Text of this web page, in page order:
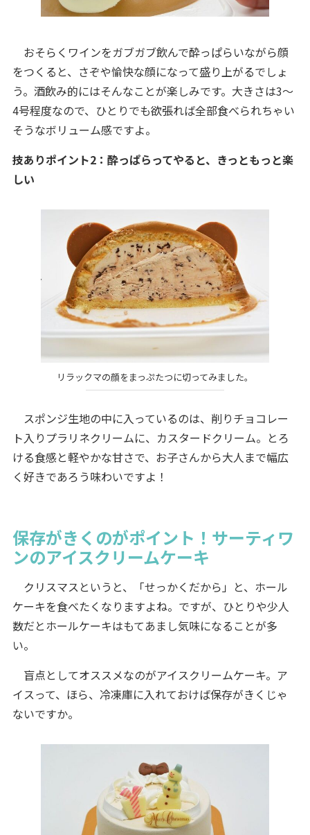
おそらくワインをガブガブ飲んで酔っぱらいながら顔
をつくると、さぞや愉快な顔になって盛り上がるでしょ
う。酒飲み的にはそんなことが楽しみです。大きさは3～
4号程度なので、ひとりでも欲張れば全部食べられちゃい
そうなボリューム感ですよ。
技ありポイント2：酔っぱらってやると、きっともっと楽
しい
リラックマの顔をまっぷたつに切ってみました。
スポンジ生地の中に入っているのは、削りチョコレー
ト入りプラリネクリームに、カスタードクリーム。とろ
ける食感と軽やかな甘さで、お子さんから大人まで幅広
く好きであろう味わいですよ！
保存がきくのがポイント！サーティワ
ンのアイスクリームケーキ
クリスマスというと、「せっかくだから」と、ホール
ケーキを食べたくなりますよね。ですが、ひとりや少人
数だとホールケーキはもてあまし気味になることが多
い。
盲点としてオススメなのがアイスクリームケーキ。ア
イスって、ほら、冷凍庫に入れておけば保存がきくじゃ
ないですか。